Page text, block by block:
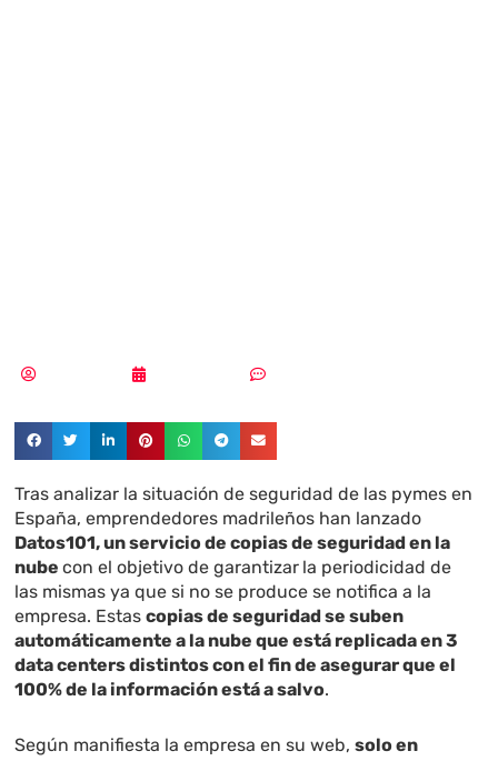
Tras analizar la situación de seguridad de las pymes en
España, emprendedores madrileños han lanzado
Datos101, un servicio de copias de seguridad en la
nubecon el objetivo de garantizar la periodicidad de
las mismas ya que si no se produce se notifica a la
empresa. Estascopias de seguridad se suben
automáticamente a la nube que está replicada en 3
data centers distintos con el fin de asegurar que el
100% de la información está a salvo.
Según manifiesta la empresa en su web,solo en